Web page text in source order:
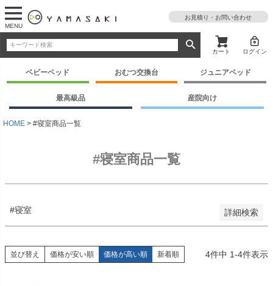
MENU
お見積り・お問い合わせ
カート ログイン
ベビーベッド おむつ交換台 ジュニアベッド
最高級品 産院向け
HOME #寝室商品一覧
#寝室商品一覧
#寝室 詳細検索
予約商品
予約商品のみを表示
並び順
新着順
登録順
価格が安い順
価格が高い順
キーワードヒット順
検索
並び替え 価格が安い順 価格が高い順 新着順 4件中 1-4件表示